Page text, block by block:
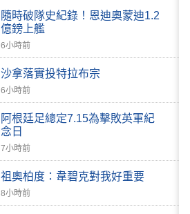
隨時破隊史紀錄！恩迪奧蒙迪1.2
億鎊上艦
6小時前
沙拿落實投特拉布宗
6小時前
阿根廷足總定7.15為擊敗英軍紀
念日
7小時前
祖奧柏度：韋碧克對我好重要
8小時前